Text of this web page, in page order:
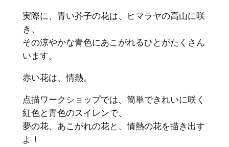
実際に、青い芥子の花は、ヒマラヤの高山に咲
き、
その涼やかな青色にあこがれるひとがたくさん
います。
赤い花は、情熱。
点描ワークショップでは、簡単できれいに咲く
紅色と青色のスイレンで、
夢の花、あこがれの花と、情熱の花を描き出す
よ！